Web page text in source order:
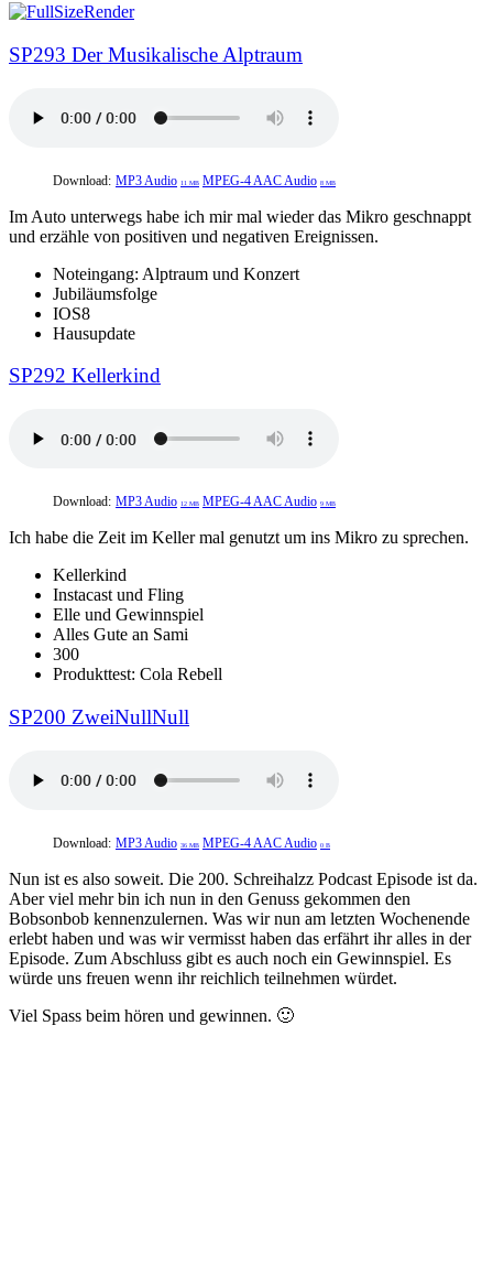
SP293 Der Musikalische Alptraum
Download: MP3 Audio 11 MB MPEG-4 AAC Audio 8 MB
Im Auto unterwegs habe ich mir mal wieder das Mikro geschnappt
und erzähle von positiven und negativen Ereignissen.
Noteingang: Alptraum und Konzert
Jubiläumsfolge
IOS8
Hausupdate
SP292 Kellerkind
Download: MP3 Audio 12 MB MPEG-4 AAC Audio 9 MB
Ich habe die Zeit im Keller mal genutzt um ins Mikro zu sprechen.
Kellerkind
Instacast und Fling
Elle und Gewinnspiel
Alles Gute an Sami
300
Produkttest: Cola Rebell
SP200 ZweiNullNull
Download: MP3 Audio 36 MB MPEG-4 AAC Audio 0 B
Nun ist es also soweit. Die 200. Schreihalzz Podcast Episode ist da.
Aber viel mehr bin ich nun in den Genuss gekommen den
Bobsonbob kennenzulernen. Was wir nun am letzten Wochenende
erlebt haben und was wir vermisst haben das erfährt ihr alles in der
Episode. Zum Abschluss gibt es auch noch ein Gewinnspiel. Es
würde uns freuen wenn ihr reichlich teilnehmen würdet.
Viel Spass beim hören und gewinnen. 🙂